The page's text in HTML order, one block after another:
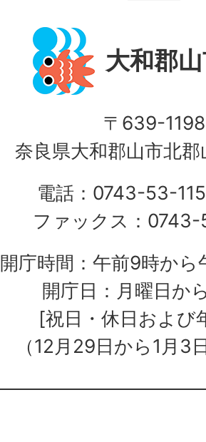
大和郡
〒639-1198
奈良県大和郡山市北
電話：0743-53-
ファックス：
開庁時間：午前9時か
開庁日：月曜日か
[祝日・休日および
（12月29日から1月3